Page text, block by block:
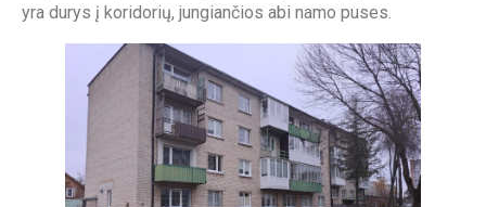
yra durys į koridorių, jungiančios abi namo puses.